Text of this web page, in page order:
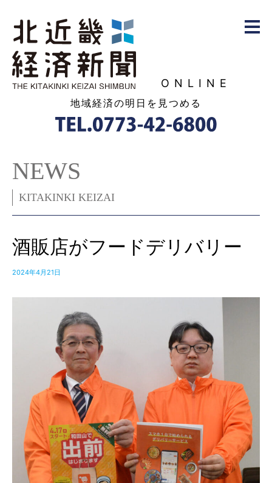
ONLINE
地域経済の明日を見つめる
NEWS
KITAKINKI KEIZAI
酒販店がフードデリバリー
2024年4月21日